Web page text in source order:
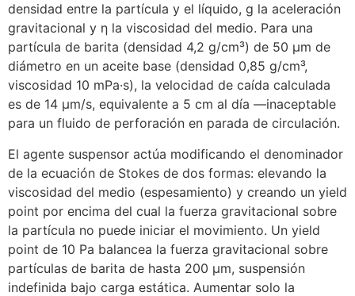
densidad entre la partícula y el líquido, g la aceleración
gravitacional y η la viscosidad del medio. Para una
partícula de barita (densidad 4,2 g/cm³) de 50 μm de
diámetro en un aceite base (densidad 0,85 g/cm³,
viscosidad 10 mPa·s), la velocidad de caída calculada
es de 14 μm/s, equivalente a 5 cm al día —inaceptable
para un fluido de perforación en parada de circulación.
El agente suspensor actúa modificando el denominador
de la ecuación de Stokes de dos formas: elevando la
viscosidad del medio (espesamiento) y creando un yield
point por encima del cual la fuerza gravitacional sobre
la partícula no puede iniciar el movimiento. Un yield
point de 10 Pa balancea la fuerza gravitacional sobre
partículas de barita de hasta 200 μm, suspensión
indefinida bajo carga estática. Aumentar solo la